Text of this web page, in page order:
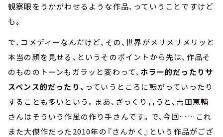
観察眼をうかがわせるような作品、っていうことですけど
も。
で、コメディーなんだけど、その、世界がメリメリメリッと
本当の顔を見せる、というそのポイントから先は、作品そ
のもののトーンもガラッと変わって、 ホラー的だったりサ
スペンス的だったり、 っていうところに転がっていったり
することも多いという。まあ、ざっくり言うと、吉田恵輔
さんはそういう作風の作り手さんです。で、今回……これ
また大傑作だった2010年の『さんかく』という作品がござ